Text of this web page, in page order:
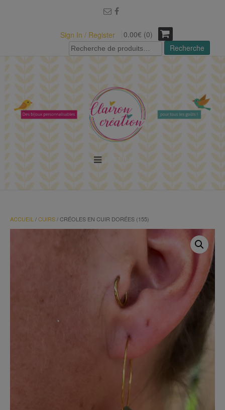
Sign In / Register
0.00€ (0)
Recherche
pour :
Recherche
ACCUEIL /CUIRS/ CRÉOLES EN CUIR DORÉES (155)